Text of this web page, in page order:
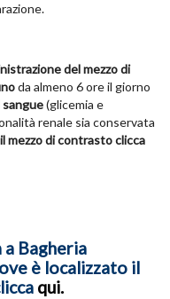
del mezzo di
da almeno 6 ore il giorno
sangue(glicemia e
renale sia conservata
mezzo di contrasto clicca
Bagheria
è localizzato il
qui.